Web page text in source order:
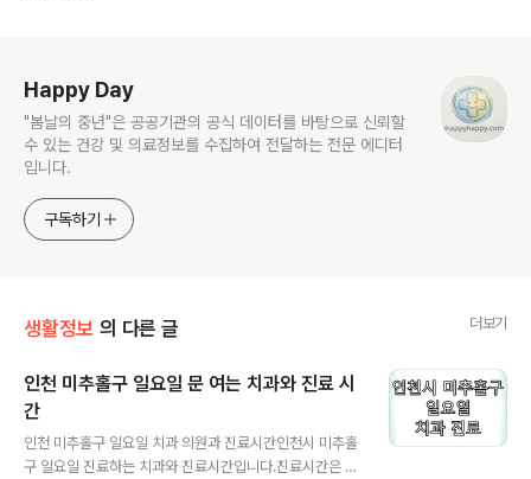
Happy Day
"봄날의 중년"은 공공기관의 공식 데이터를 바탕으로 신뢰할
수 있는 건강 및 의료정보를 수집하여 전달하는 전문 에디터
입니다.
구독하기
생활정보 의 다른 글 더보기
인천 미추홀구 일요일 문 여는 치과와 진료 시
간
인천 미추홀구 일요일 치과 의원과 진료시간인천시 미추홀
구 일요일 진료하는 치과와 진료시간입니다.진료시간은 해